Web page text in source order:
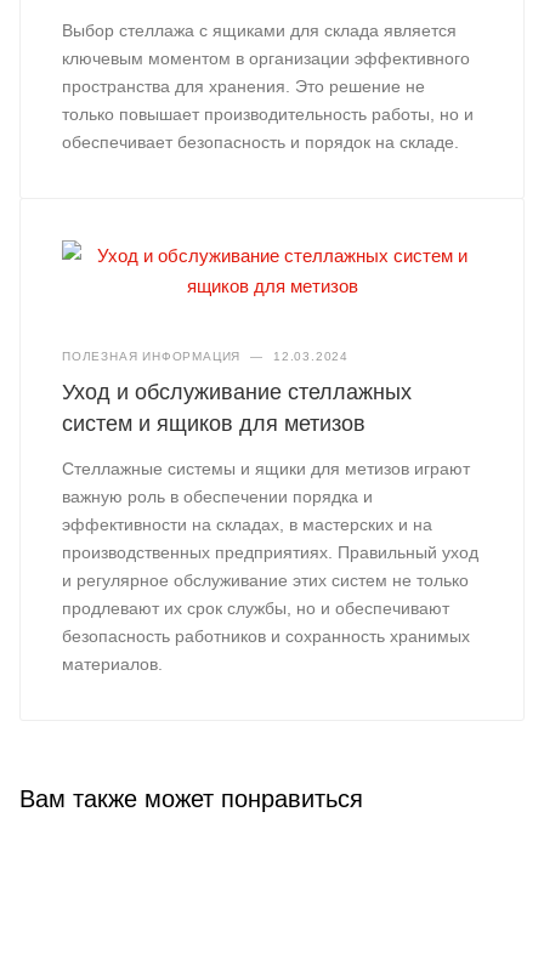
Выбор стеллажа с ящиками для склада является
ключевым моментом в организации эффективного
пространства для хранения. Это решение не
только повышает производительность работы, но и
обеспечивает безопасность и порядок на складе.
ПОЛЕЗНАЯ ИНФОРМАЦИЯ — 12.03.2024
Уход и обслуживание стеллажных
систем и ящиков для метизов
Стеллажные системы и ящики для метизов играют
важную роль в обеспечении порядка и
эффективности на складах, в мастерских и на
производственных предприятиях. Правильный уход
и регулярное обслуживание этих систем не только
продлевают их срок службы, но и обеспечивают
безопасность работников и сохранность хранимых
материалов.
Вам также может понравиться